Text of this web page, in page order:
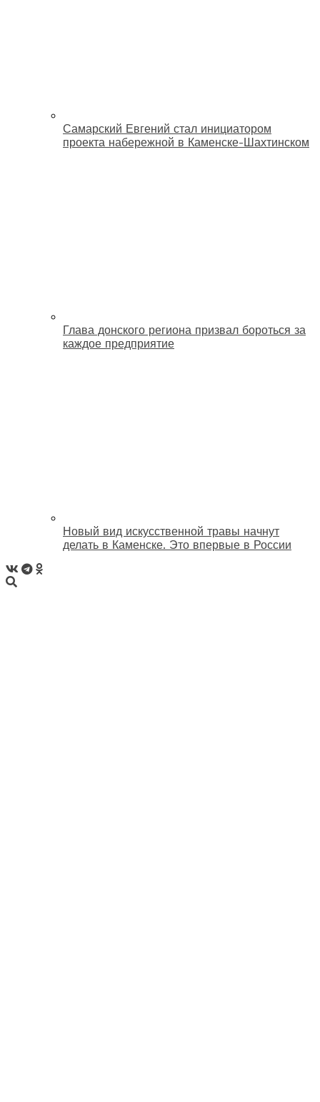
Самарский Евгений стал инициатором
проекта набережной в Каменске-Шахтинском
Глава донского региона призвал бороться за
каждое предприятие
Новый вид искусственной травы начнут
делать в Каменске. Это впервые в России